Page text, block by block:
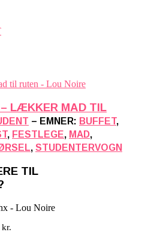
– LÆKKER MAD TIL
– EMNER: BUFFET,
, FESTLEGE, MAD,
, STUDENTERVOGN
TIL